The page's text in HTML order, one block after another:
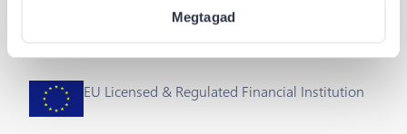
Megtagad
EU Licensed & Regulated Financial Institution